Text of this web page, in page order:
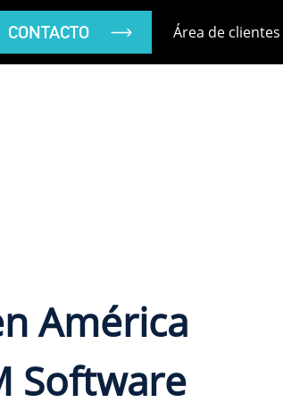
CONTACTO Área de clientes
América
Software